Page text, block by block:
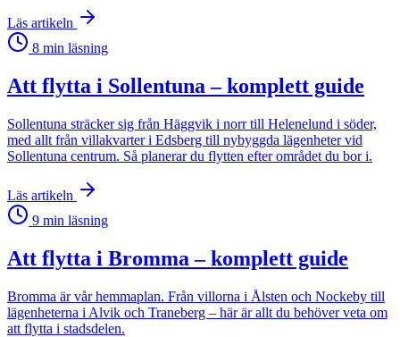
Läs artikeln
8 min läsning
Att flytta i Sollentuna – komplett guide
Sollentuna sträcker sig från Häggvik i norr till Helenelund i söder,
med allt från villakvarter i Edsberg till nybyggda lägenheter vid
Sollentuna centrum. Så planerar du flytten efter området du bor i.
Läs artikeln
9 min läsning
Att flytta i Bromma – komplett guide
Bromma är vår hemmaplan. Från villorna i Ålsten och Nockeby till
lägenheterna i Alvik och Traneberg – här är allt du behöver veta om
att flytta i stadsdelen.